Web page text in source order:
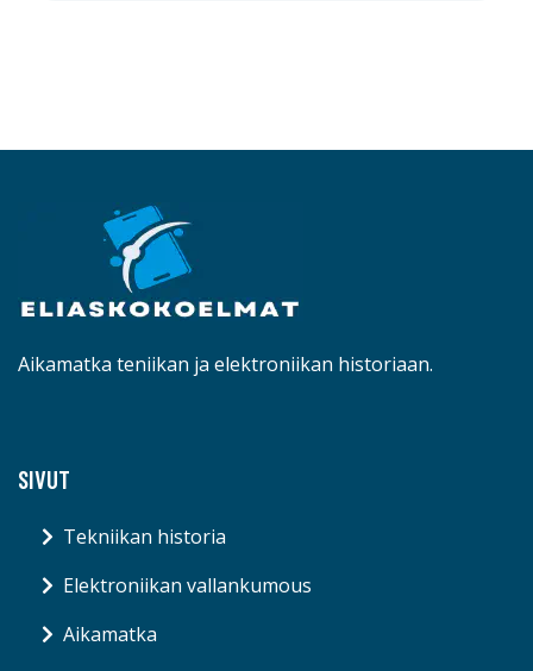
Aikamatka teniikan ja elektroniikan historiaan.
SIVUT
Tekniikan historia
Elektroniikan vallankumous
Aikamatka